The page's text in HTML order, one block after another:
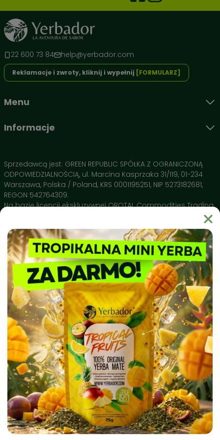
Poznaj architekturę smaku i działania Yerbador 🌿
został wyselekcjonowany tak, aby dostarczyć Ci maksimum
Składniki aktywne:
składnik. Suszona wyłącznie gorącym powietrzem, co
gwarantuje brak dymnego posmaku i stabilne
pobudzenie bez obciążania żołądka.
Brak pyłu i łodyg 💎
czysty napar, który nie zatyka bombilli i oddaje 100%
antyoksydantów potwierdzone przez Narodowy Instytut
Leków wspiera ochronę Twojego DNA i pomaga w
regeneracji organizmu.
⭐Jak przygotować Yerbe w 4 prostych krokach?
✔️Krok 1: Wypełnij naczynie
22 600 73 84 help@yerbador.com
Reklamacje i zwroty, kliknij i wypełnij [FORMULARZ]
Menu
Informacje
Sprzedawcą jest: GREEN REPUBLIC SPÓŁKA Z OGRANICZONĄ
ODPOWIEDZIALNOŚCIĄ, ul. Marcina Kasprzaka 31/119, 01-234
Warszawa, Polska / Poland, KRS 0001195251, NIP 5273182681,
REGON 542764309.
Na bazie licencji ekskluzywnej OROTAL Commodities Trading
Dlaczego warto wybrać Yerbador?
Yerbador Mate to produkt natury uprawiany w regionie Rio
Grande do Sul i spełniający najsurowsze normy czystości
sanitarnej. Nasz surowiec badany jest pod kątem czystości
biochemicznej, a produkty takie jak naczynia ceramiczne
Matero by Yerbador Proeko 2.0 szkliwione są w Europie bez
kadmu, ołowiu i molibdenu, dając najwyższą możliwą w
Europie jakość, a także bezpieczeństwo stosowania.